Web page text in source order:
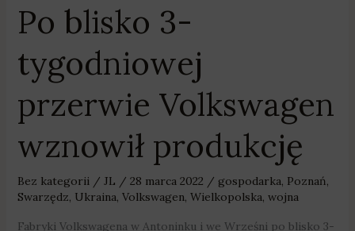
Po blisko 3-
tygodniowej
przerwie Volkswagen
wznowił produkcję
Bez kategorii/ JL / 28 marca 2022 / gospodarka, Poznań,
Swarzędz, Ukraina, Volkswagen, Wielkopolska, wojna
Fabryki Volkswagena w Antoninku i we Wrześni po blisko 3-